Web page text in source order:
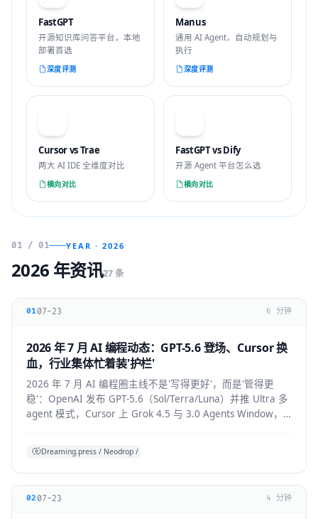
FastGPT
开源知识库问答平台，本地
部署首选
深度评测
Manus
通用 AI Agent，自动规划与
执行
深度评测
Cursor vs Trae
两大 AI IDE 全维度对比
横向对比
FastGPT vs Dify
开源 Agent 平台怎么选
横向对比
01 / 01 YEAR · 2026
2026 年资讯27 条
0107-23 6 分钟
2026 年 7 月 AI 编程动态：GPT-5.6 登场、Cursor 换
血，行业集体忙着装'护栏'
2026 年 7 月 AI 编程圈主线不是'写得更好'，而是'管得更
稳'：OpenAI 发布 GPT-5.6（Sol/Terra/Luna）并推 Ultra 多
agent 模式，Cursor 上 Grok 4.5 与 3.0 Agents Window，
Dreaming.press / Neodrop / SDD 综合
02 07-23 4 分钟